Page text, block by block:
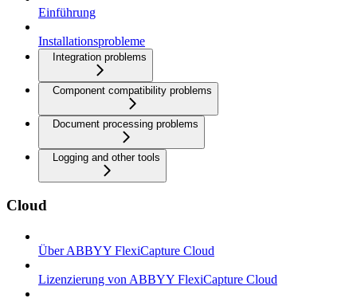
Einführung
Installationsprobleme
Integration problems
Component compatibility problems
Document processing problems
Logging and other tools
Cloud
Über ABBYY FlexiCapture Cloud
Lizenzierung von ABBYY FlexiCapture Cloud